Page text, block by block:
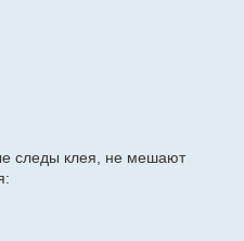
следы клея, не мешают